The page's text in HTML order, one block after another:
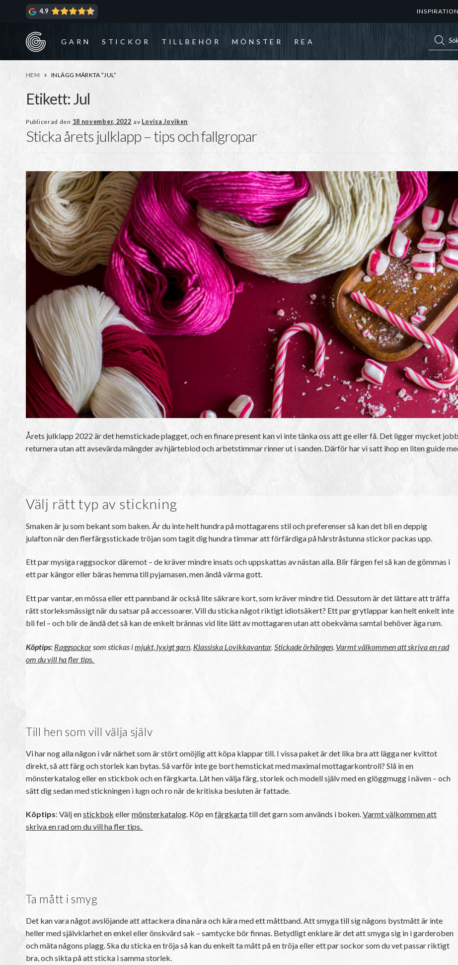
4.9 INSPIRATION
GARN STICKOR TILLBEHÖR MÖNSTER REA
HEM INLÄGG MÄRKTA ”JUL”
Etikett:Jul
Publicerad den 18 november, 2022 av Lovisa Joviken
Sticka årets julklapp – tips och fallgropar
Årets julklapp 2022 är det hemstickade plagget, och en finare present kan vi inte tänka oss att ge eller få. Det ligger mycket
returnera utan att avsevärda mängder av hjärteblod och arbetstimmar rinner ut i sanden. Därför har vi satt ihop en liten guide
Välj rätt typ av stickning
Smaken är ju som bekant som baken. Är du inte helt hundra på mottagarens stil och preferenser så kan det bli en deppig
julafton när den flerfärgsstickade tröjan som tagit dig hundra timmar att förfärdiga på hårstråstunna stickor packas upp.
Ett par mysiga raggsockor däremot – de kräver mindre insats och uppskattas av nästan alla. Blir färgen fel så kan de gömmas i
ett par kängor eller bäras hemma till pyjamasen, men ändå värma gott.
Ett par vantar, en mössa eller ett pannband är också lite säkrare kort, som kräver mindre tid. Dessutom är det lättare att träffa
rätt storleksmässigt när du satsar på accessoarer. Vill du sticka något riktigt idiotsäkert? Ett par grytlappar kan helt enkelt inte
bli fel – och blir de ändå det så kan de enkelt brännas vid lite lätt av mottagaren utan att obekväma samtal behöver äga rum.
Köptips: Raggsockor som stickas imjukt, lyxigt garn Klassiska Lovikkavantar. Stickade örhängen Varmt välkommen att skriva en rad
om du vill ha fler tips.
Till hen som vill välja själv
Vi har nog alla någon i vår närhet som är stört omöjlig att köpa klappar till. I vissa paket är det lika bra att lägga ner kvittot
direkt, så att färg och storlek kan bytas. Så varför inte ge bort hemstickat med maximal mottagarkontroll? Slå in en
mönsterkatalog eller en stickbok och en färgkarta. Låt hen välja färg, storlek och modell själv med en glöggmugg i näven – och
sätt dig sedan med stickningen i lugn och ro när de kritiska besluten är fattade.
Köptips: Välj enstickbok ellermönsterkatalog. Köp enfärgkartatill det garn som används i boken.Varmt välkommen att
skriva en rad om du vill ha fler tips.
Ta mått i smyg
Det kan vara något avslöjande att attackera dina nära och kära med ett måttband. Att smyga till sig någons bystmått är inte
heller med självklarhet en enkel eller önskvärd sak – samtycke bör finnas. Betydligt enklare är det att smyga sig in i garderoben
och mäta någons plagg. Ska du sticka en tröja så kan du enkelt ta mått på en tröja eller ett par sockor som du vet passar riktigt
bra, och sikta på att sticka i samma storlek.